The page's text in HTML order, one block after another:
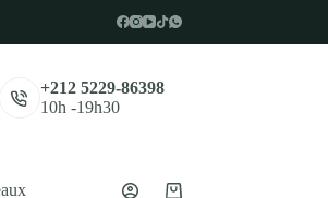
+212 5229-86398
10h -19h30